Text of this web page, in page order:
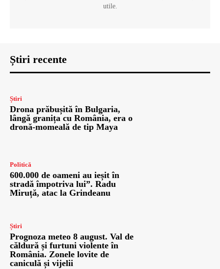
utile.
Știri recente
Știri
Drona prăbușită în Bulgaria,
lângă granița cu România, era o
dronă-momeală de tip Maya
Politică
600.000 de oameni au ieșit în
stradă împotriva lui”. Radu
Miruță, atac la Grindeanu
Știri
Prognoza meteo 8 august. Val de
căldură și furtuni violente în
România. Zonele lovite de
caniculă și vijelii